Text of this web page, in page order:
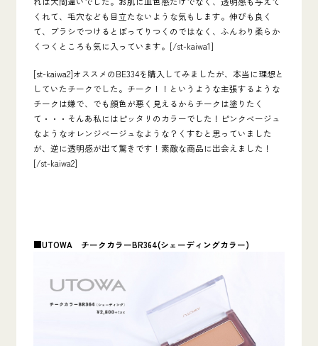
くれて、毛穴なども目立たないような気もします。伸びも良く
て、ブラシでつけるとぼってりつくのではなく、ふんわり柔らか
くつくところも気に入っています。[/st-kaiwa1]
[st-kaiwa2]オススメのBE334を購入してみましたが、本当に理想と
していたチークでした。チーク！！というような主張するような
チークは嫌で、でも顔色が悪く見えるからチークは塗りたく
て・・・そんあ私にはピッタリのカラーでした！ピンクベージュ
なようなオレンジベージュなような？くすむと思っていました
が、逆に透明感が出て驚きです！素敵な商品に出会えました！
[/st-kaiwa2]
■UTOWAチークカラーBR364(シェーディングカラー)